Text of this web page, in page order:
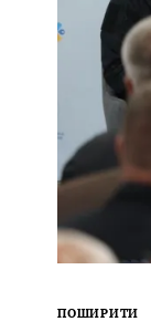
ПОШИРИТИ